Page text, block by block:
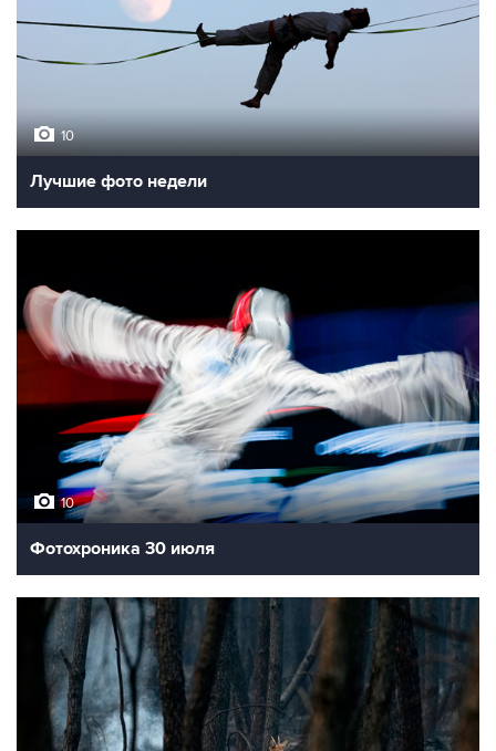
10
Лучшие фото недели
10
Фотохроника 30 июля